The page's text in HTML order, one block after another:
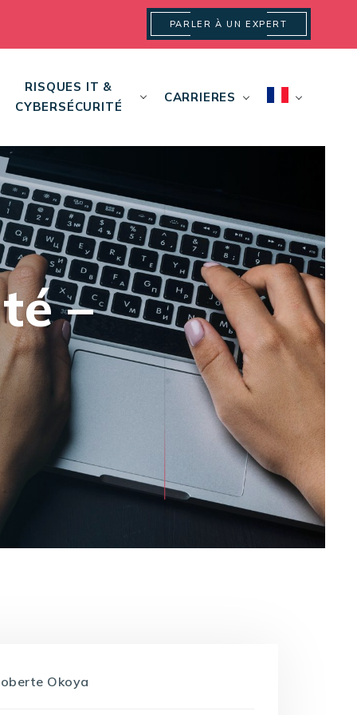
PARLER À UN EXPERT
RISQUES IT &
CYBERSÉCURITÉ
CARRIERES
–
Okoya